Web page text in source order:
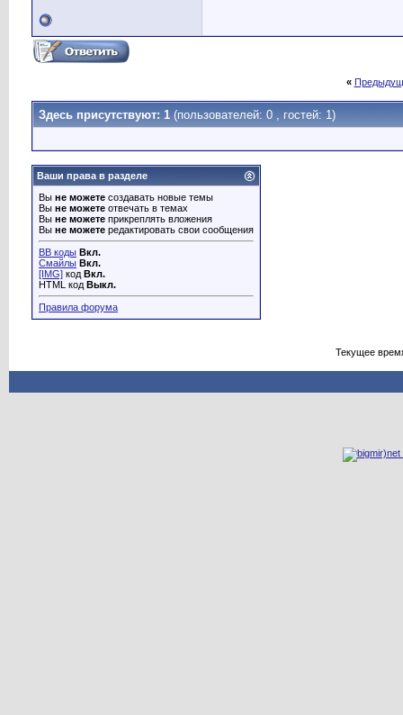
«
Здесь присутствуют: 1 (пользователей: 0 , гостей: 1)
Ваши права в разделе
Вы не можете создавать новые темы
Вы не можете отвечать в темах
Вы не можете прикреплять вложения
Вы не можете редактировать свои сообщения
BB коды Вкл.
Смайлы Вкл.
[IMG] код Вкл.
HTML код Выкл.
Правила форума
Текущее